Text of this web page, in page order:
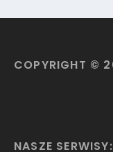
COPYRIGHT ©
NASZE SERWISY: